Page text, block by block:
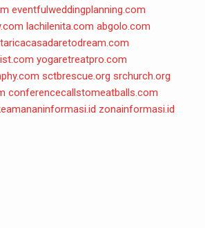
eventfulweddingplanning.com
lachilenita.com abgolo.com
yogaretreatpro.com
sctbrescue.org srchurch.org
conferencecallstomeatballs.com
zonainformasi.id